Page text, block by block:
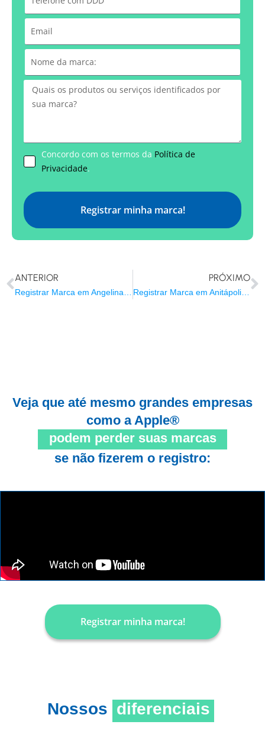
Concordo com os termos da Política de
Privacidade.
Registrar minha marca!
ANTERIOR PRÓXIMO
Registrar Marca em Anitápolis/SC
Veja que até mesmo grandes empresas
como a Apple®
podem perder suas marcas
se não fizerem o registro:
Registrar minha marca!
Nossos diferenciais